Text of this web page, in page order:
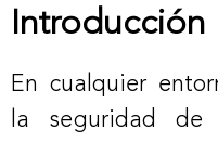
Introducción
En cualquier
la seguridad de